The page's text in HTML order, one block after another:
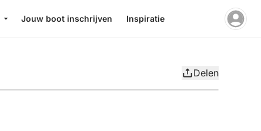
Jouw boot inschrijven Inspiratie
Delen